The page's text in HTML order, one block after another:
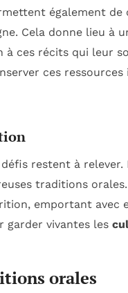
également de
Cela donne lieu à
à ces récits qui leur
ces
défis restent à
traditions
emportant avec
garder vivantes les
orales